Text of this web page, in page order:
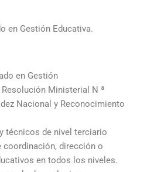
en Gestión Educativa.
en Gestión
Ministerial N ª
Nacional y Reconocimiento
técnicos de nivel terciario
coordinación, dirección o
en todos los niveles.